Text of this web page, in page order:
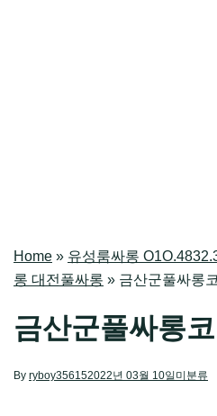
Home » 유성룸싸롱
롱 대전풀싸롱 » 금산군풀싸롱
금산군풀싸롱
By ryboy356152022년 03월 10일 미분류